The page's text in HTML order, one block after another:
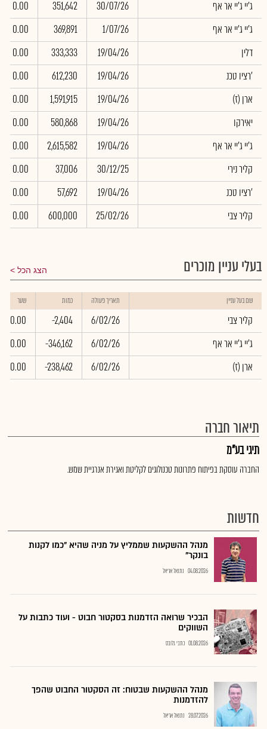
ג'יי ג'יי אר אף 30/07/26
351,642
0.00
ג'יי ג'יי אר אף
1/07/26
369,891
0.00
דלין
19/04/26
333,333
0.00
רציו טכנ'
19/04/26
612,230
0.00
(ארן (ז
19/04/26
1,591,915
0.00
יאירקו
19/04/26
580,868
0.00
ג'יי ג'יי אר אף
19/04/26
2,615,582
0.00
קליר נירי
30/12/25
37,006
0.00
רציו טכנ'
19/04/26
57,692
0.00
קליר צבי
25/02/26
600,000
0.00
בעלי עניין מוכרים הצג הכל
שם בעל עניין תאריך פעולה כמות שער
קליר צבי 6/02/26
-2,404
0.00
ג'יי ג'יי אר אף
6/02/26
-346,162
0.00
(ארן (ז
6/02/26
-238,462
0.00
תיאור חברה
תיגי בע"מ
החברה עוסקת בפיתוח פתרונות טכנולוגים לקליטת ואגירת אנרגיית שמש.
חדשות
מנהל ההשקעות שממליץ על מניה שהיא "כמו לקנות
בונקר"
04.08.2026 נתנאל אריאל
הבכיר שרואה הזדמנות בסקטור חבוט - ועוד כתבות על
השווקים
01.08.2026 כתבי גלובס
מנהל ההשקעות שבטוח: זה הסקטור החבוט שהפך
להזדמנות
28.07.2026 נתנאל אריאל